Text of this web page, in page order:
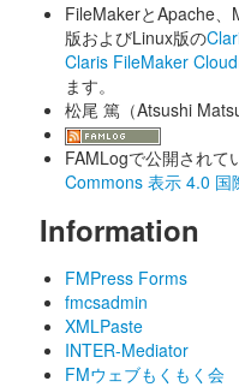
FileMakerとApache
版およびLinux版の
Claris FileMaker Cloud
ます。
松尾 篤（Atsushi
FAMLogで公開されて
Commons 表示 4.0 国
Information
FMPress Forms
fmcsadmin
XMLPaste
INTER-Mediator
FMウェブもくもく会